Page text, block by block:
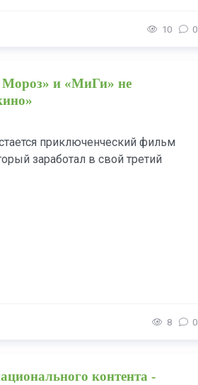
10 0
Мороз» и «МиГи» не
приключенческий фильм
заработал в свой третий
8 0
контента -